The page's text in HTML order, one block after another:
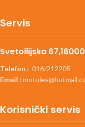
Servis
Svetoilijska
Telefon : 016/212205
Email :
Korisnički servis